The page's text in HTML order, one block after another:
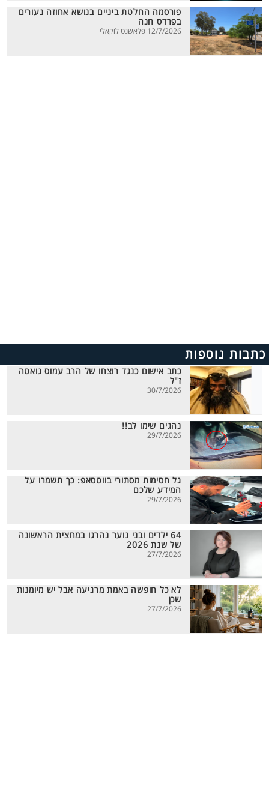
פורסמה החלטת ביניים בנושא אחוזה נעורים
בפרדס חנה
12/7/2026 פלאשנט לוקאלי
כתבות נוספות
כתב אישום כנגד רוצחו של הרב עמוס גואטה
ז"ל
30/7/2026
נהגים שימו לב!!
29/7/2026
גל חסימות מסתורי בווטסאפ: כך תשמרו על
המידע שלכם
29/7/2026
64 ילדים ובני נוער נהרגו במחצית הראשונה
של שנת 2026
27/7/2026
לא כל חופשה באמת מרגיעה אבל יש מיומנות
שכן
27/7/2026